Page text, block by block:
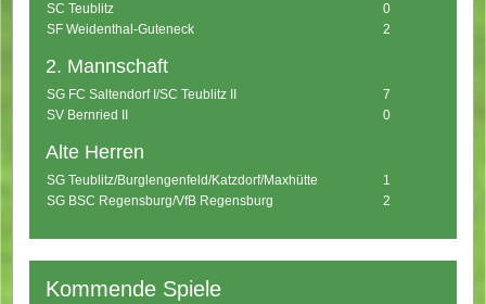
SC Teublitz
0
SF Weidenthal-Guteneck
2
2. Mannschaft
SG FC Saltendorf I/SC Teublitz II
7
SV Bernried II
0
Alte Herren
SG Teublitz/Burglengenfeld/Katzdorf/Maxhütte
1
SG BSC Regensburg/VfB Regensburg
2
Kommende Spiele